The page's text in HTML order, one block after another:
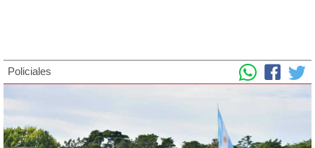
Policiales